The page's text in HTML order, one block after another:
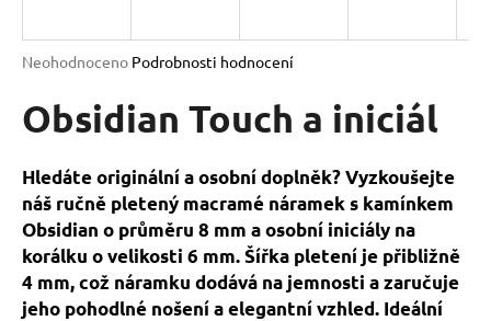
Průměrné
produktu
je
5
hvězdiček.
Neohodnoceno Podrobnosti hodnocení
Obsidian Touch a iniciál
Hledáte originální a osobní doplněk? Vyzkoušejte
náš ručně pletený macramé náramek s kamínkem
Obsidian o průměru 8 mm a osobní iniciály na
korálku o velikosti 6 mm. Šířka pletení je přibližně
4 mm, což náramku dodává na jemnosti a zaručuje
jeho pohodlné nošení a elegantní vzhled. Ideální
j
t
?
HLEDAT